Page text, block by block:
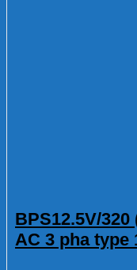
BPS12.5V/
AC 3 pha type